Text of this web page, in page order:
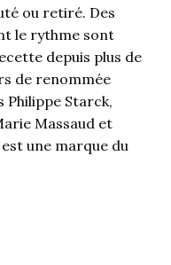
ou retiré. Des
le rythme sont
depuis plus de
de renommée
Philippe Starck,
Massaud et
une marque du